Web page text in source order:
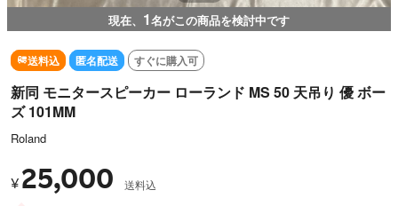
現在、 1名がこの商品を検討中です
送料込 匿名配送 すぐに購入可
新同 モニタースピーカー ローランド MS 50 天吊り 優 ボー
ズ 101MM
Roland
¥ 25,000 送料込